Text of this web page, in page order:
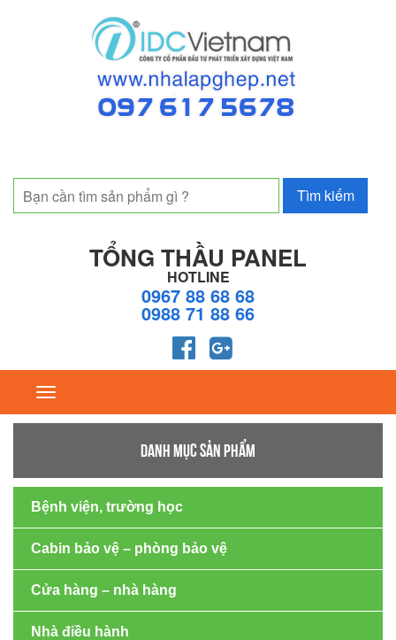
TỔNG THẦU PANEL
HOTLINE
0967 88 68 68
0988 71 88 66
Toggle
DANH MỤC SẢN PHẨM
Bệnh viện, trường học
Cabin bảo vệ – phòng bảo vệ
Cửa hàng – nhà hàng
Nhà điều hành